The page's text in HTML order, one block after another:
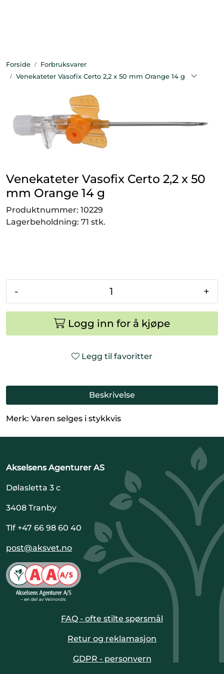
Forside
Forbruksvarer
Venekateter Vasofix Certo 2,2 x 50 mm Orange 14 g
Venekateter Vasofix Certo 2,2 x 50
mm Orange 14 g
Produktnummer: 10229
Lagerbeholdning: 71 stk.
- +
Logg inn for å kjøpe
Legg til favoritter
Beskrivelse
Merk: Varen selges i stykkvis
Akselsens Agenturer AS
Dølasletta 3 c
3408 Tranby
Tlf +47 66 98 60 40
post@aksvet.no
FAQ - ofte stilte spørsmål
Retur og reklamasjon
GDPR - personvern
Diagnostikk
Hest
Instrumenter
Klinikkutstyr
Produksjonsdyr
Tilbudsvarer